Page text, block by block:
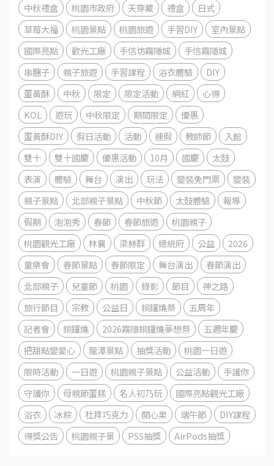
中秋禮盒
桃園市政府 天穿藏 禮盒
日式
草莓大福
桃園景點 桃園旅遊 手習DIY
室內景點
國際亮點
歡光工廠 手信坊霧隱城
手信霧隱城
串糰子
親子旅遊 手習課程 浴衣體驗
DIY
蛋黃酥
中秋 限定 限定活動 網紅
心得
KOL
遊玩 中秋限定 期間限定
優惠
蛋黃酥DIY
假日活動 活動 連假 教師節
入館
雙十
雙十國慶 優惠活動 10月 國慶
太鼓
表演
體驗 舞台 演出 玩法 變裝免門票
變裝
親子景點
北部親子景點 中秋節 太鼓體驗
報導
假期
泡泡秀 春節 春節旅遊
桃園親子
桃園觀光工廠
林襄 梁赫群 總統府 公益
2026
童樂會
春節景點 春節限定 舞台演出
春節演出
北部親子
兒童節 桃園 錄影 節目
神之路
旅行節目
宗教 公益日 銅鑼燒祭
五周年
記者會
銅鑼燒 2026霧隱銅鑼燒夢想祭
五週年慶
把甜點變愛心
龍潭景點 抽獎活動
桃園一日遊
限時活動
一日遊 桃園親子景點 公益活動
手護你
守護你
母親節蛋糕 名人初乃玩
國際亮點觀光工廠
浴衣
冰粽 杜拜巧克力 開心果 端午節
DIY課程
得獎公告
桃園親子景 PS5抽獎 AirPods抽獎